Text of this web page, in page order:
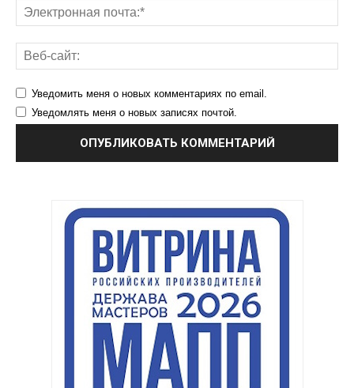
Уведомить меня о новых комментариях по email.
Уведомлять меня о новых записях почтой.